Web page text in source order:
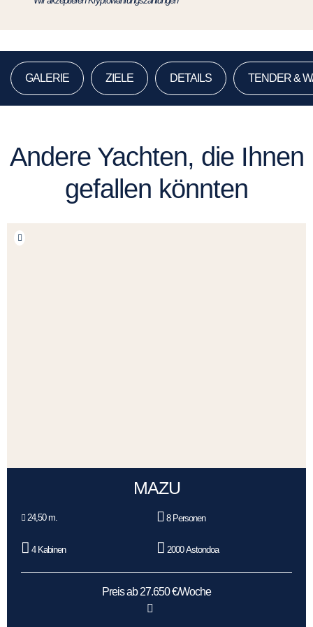
GALERIE ZIELE DETAILS TENDER &
Andere Yachten, die Ihnen
gefallen könnten
MAZU
24,50 m. 8 Personen
4 Kabinen 2000 Astondoa
Preis ab 27.650 €/Woche